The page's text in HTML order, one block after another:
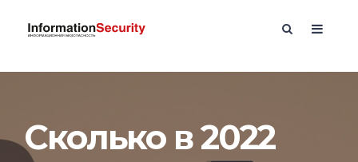
Сколько в 2022